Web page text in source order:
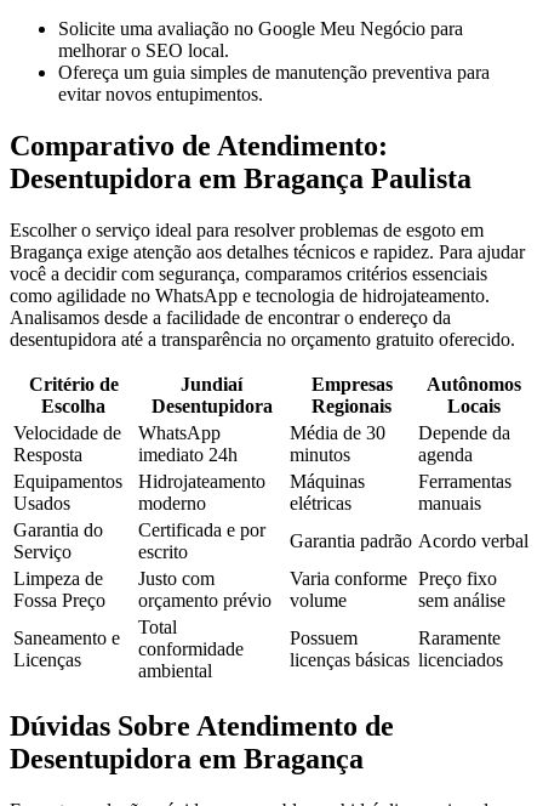
Solicite uma avaliação no Google Meu Negócio para
melhorar o SEO local.
Ofereça um guia simples de manutenção preventiva para
evitar novos entupimentos.
Comparativo de Atendimento:
Desentupidora em Bragança Paulista
Escolher o serviço ideal para resolver problemas de esgoto em
Bragança exige atenção aos detalhes técnicos e rapidez. Para ajudar
você a decidir com segurança, comparamos critérios essenciais
como agilidade no WhatsApp e tecnologia de hidrojateamento.
Analisamos desde a facilidade de encontrar o endereço da
desentupidora até a transparência no orçamento gratuito oferecido.
Critério de
Escolha
Jundiaí
Desentupidora
Empresas
Regionais
Autônomos
Locais
Velocidade de
Resposta
WhatsApp
imediato 24h
Média de 30
minutos
Depende da
agenda
Equipamentos
Usados
Hidrojateamento
moderno
Máquinas
elétricas
Ferramentas
manuais
Garantia do
Serviço
Certificada e por
escrito
Garantia padrão Acordo verbal
Limpeza de
Fossa Preço
Justo com
orçamento prévio
Varia conforme
volume
Preço fixo
sem análise
Saneamento e
Licenças
Total
conformidade
ambiental
Possuem
licenças básicas
Raramente
licenciados
Dúvidas Sobre Atendimento de
Desentupidora em Bragança